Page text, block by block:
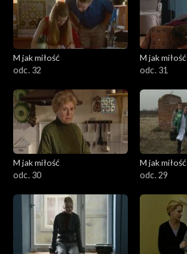
M jak miłość
odc. 32
M jak miłość
odc. 31
M jak miłość
odc. 30
M jak miłość
odc. 29